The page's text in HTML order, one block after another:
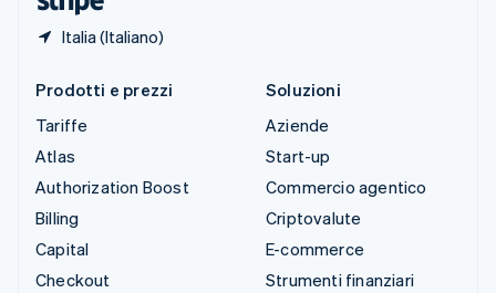
Italia (Italiano)
Prodotti e prezzi
Tariffe
Atlas
Authorization Boost
Billing
Capital
Checkout
Soluzioni
Aziende
Start-up
Commercio agentico
Criptovalute
E-commerce
Strumenti finanziari